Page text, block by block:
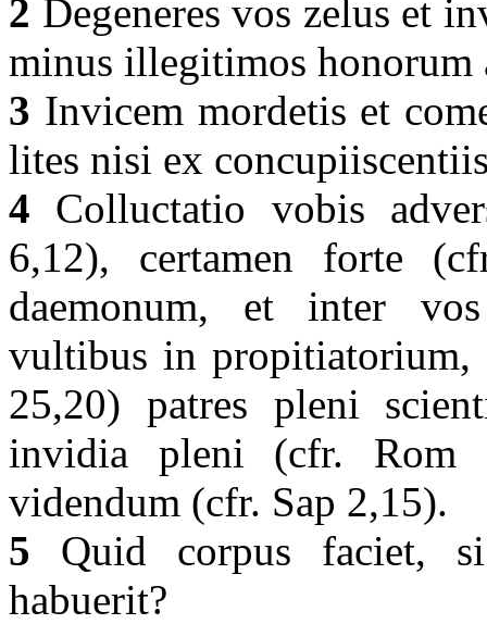
2 Degeneres vos zelus et
minus illegitimos
3 Invicem mordetis et
lites nisi ex
4 Colluctatio vobis
6,12), certamen forte
daemonum, et inter
vultibus in propitiatorium,
25,20) patres pleni
invidia pleni (cfr. Rom
videndum (cfr. Sap 2,15).
5 Quid corpus faciet,
habuerit?